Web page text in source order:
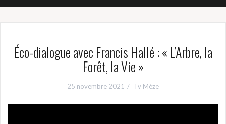
Éco-dialogue avec Francis Hallé : « L’Arbre, la
Forêt, la Vie »
25 novembre 2021 Tv Mèze